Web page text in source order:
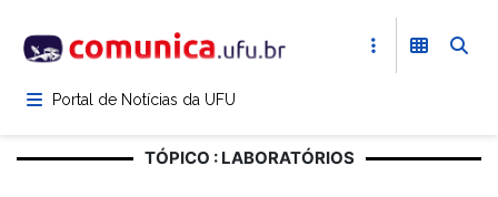
para
conteúdoPortal de Notícias da UFU
TÓPICO : LABORATÓRIOS